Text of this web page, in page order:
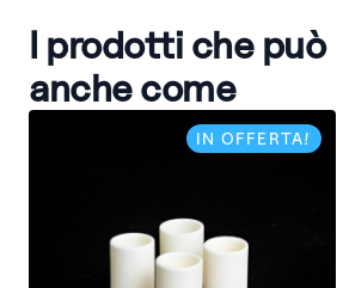
I prodotti che può
anche come
IN OFFERTA!